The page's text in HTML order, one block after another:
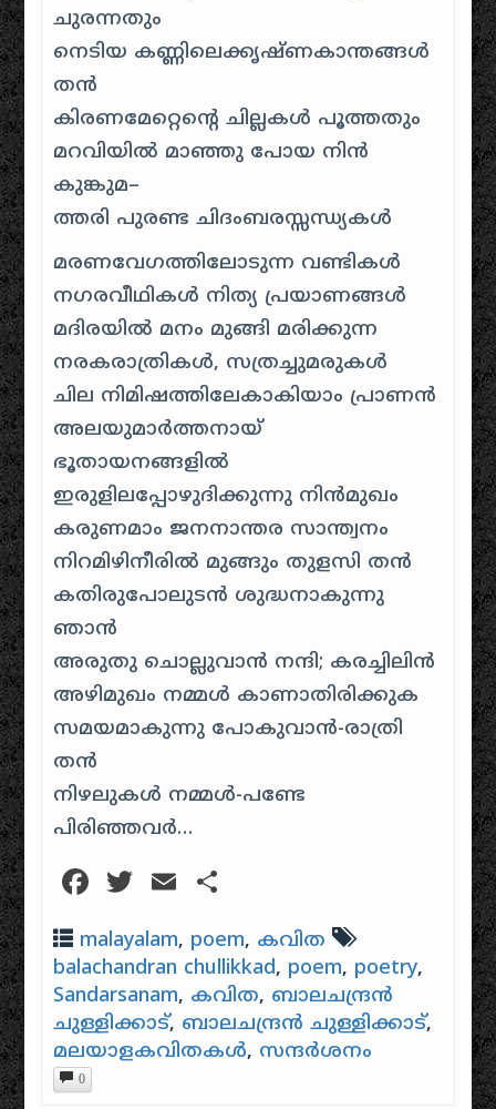
ചുരന്നതും
നെടിയ കണ്ണിലെക്കൃഷ്ണകാന്തങ്ങള്‍
തന്‍
കിരണമേറ്റെന്റെ ചില്ലകള്‍ പൂത്തതും
മറവിയില്‍ മാഞ്ഞു പോയ നിന്‍
കുങ്കുമ–
ത്തരി പുരണ്ട ചിദംബരസ്സന്ധ്യകള്‍
മരണവേഗത്തിലോടുന്ന വണ്ടികള്‍
നഗരവീഥികള്‍ നിത്യ പ്രയാണങ്ങള്‍
മദിരയില്‍ മനം മുങ്ങി മരിക്കുന്ന
നരകരാത്രികള്‍, സത്രച്ചുമരുകള്‍
ചില നിമിഷത്തിലേകാകിയാം പ്രാണന്‍
അലയുമാര്‍ത്തനായ്
ഭൂതായനങ്ങളില്‍
ഇരുളിലപ്പോഴുദിക്കുന്നു നിന്‍മുഖം
കരുണമാം ജനനാന്തര സാന്ത്വനം
നിറമിഴിനീരില്‍ മുങ്ങും തുളസി തന്‍
കതിരുപോലുടന്‍ ശുദ്ധനാകുന്നു
ഞാന്‍
അരുതു ചൊല്ലുവാന്‍ നന്ദി; കരച്ചിലിന്‍
അഴിമുഖം നമ്മള്‍ കാണാതിരിക്കുക
സമയമാകുന്നു പോകുവാന്‍-രാത്രി
തന്‍
നിഴലുകള്‍ നമ്മള്‍-പണ്ടേ
പിരിഞ്ഞവര്‍…
Facebook
Twitter
Email
malayalam, poem, കവിത
balachandran chullikkad, poem, poetry,
Sandarsanam, കവിത, ബാലചന്ദ്രന്‍
ചുള്ളിക്കാട്, ബാലചന്ദ്രൻ ചുള്ളിക്കാട്,
മലയാളകവിതകൾ, സന്ദര്‍ശനം
0